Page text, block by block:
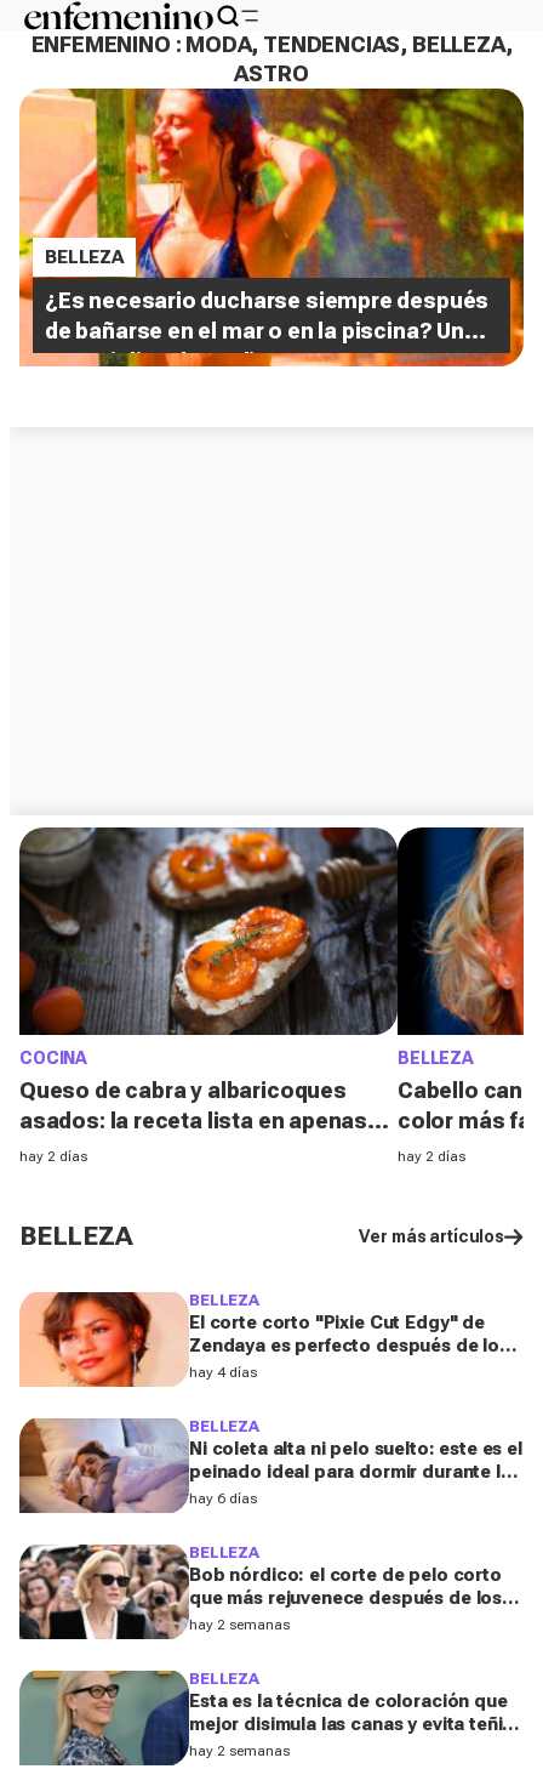
ENFEMENINO : MODA, TENDENCIAS, BELLEZA,
ASTRO
BELLEZA
¿Es necesario ducharse siempre después
de bañarse en el mar o en la piscina? Un
especialista lo explica
COCINA
Queso de cabra y albaricoques
asados: la receta lista en apenas
unos minutos para un aperitivo
hay 2 días
BELLEZA
Cabello
color más
melenas
hay 2 días
BELLEZA Ver más artículos
BELLEZA
El corte corto "Pixie Cut Edgy" de
Zendaya es perfecto después de los
50 para el verano de 2026, según una
hay 4 días
BELLEZA
Ni coleta alta ni pelo suelto: este es el
peinado ideal para dormir durante los
días de calor, según una experta
hay 6 días
BELLEZA
Bob nórdico: el corte de pelo corto
que más rejuvenece después de los
50, según una experta
hay 2 semanas
BELLEZA
Esta es la técnica de coloración que
mejor disimula las canas y evita teñir
la raíz cada pocas semanas, según un
hay 2 semanas